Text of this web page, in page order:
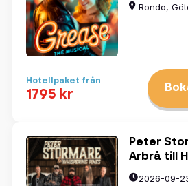
Rensa
Rondo,
Hotellpaket från
1795 kr
Peter
Arbrå till
2026-09-